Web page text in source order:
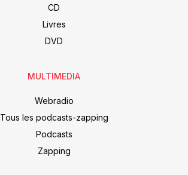
CD
Livres
DVD
MULTIMEDIA
Webradio
Tous les podcasts-zapping
Podcasts
Zapping